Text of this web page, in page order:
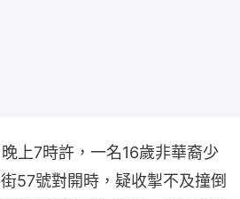
上7時許，一名16歲非華裔少
57號對開時，疑收掣不及撞倒